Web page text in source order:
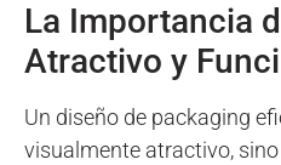
La Importancia
Atractivo y
Un diseño de packaging
visualmente atractivo,